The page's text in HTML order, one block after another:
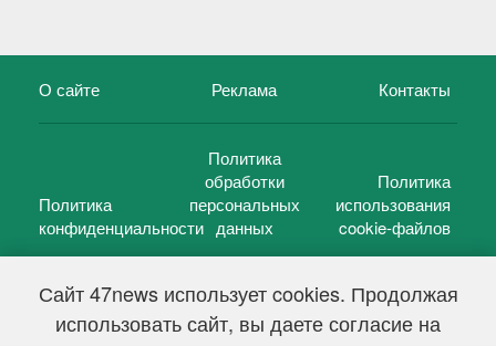
Сайт 47news использует cookies. Продолжая
использовать сайт, вы даете согласие на
О сайте Реклама Контакты
Политика
конфиденциальности
Политика
обработки
персональных
данных
Политика
использования
cookie-файлов
47 новостей (47 news)2005 — 2026 г.